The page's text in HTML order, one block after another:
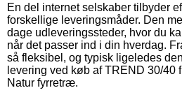
En del internet selskaber tilbyder
forskellige leveringsmåder. Den
dage udleveringssteder, hvor du
når det passer ind i din hverdag.
så fleksibel, og typisk ligeledes
levering ved køb af TREND 30/40
Natur fyrretræ.